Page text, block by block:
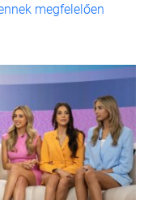
megfelelően